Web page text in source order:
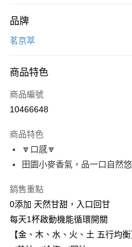
【大哥付你分期使用說明】
2.付款方式選擇「大哥付你分期」，
成交易。
3.實際核准額度、可分期數及費用金
4.訂單成立30分鐘內，如未前往確
消。如遇「轉專審核」未通過狀況
法說明評估內容。
1.分期款項不併入電信帳單，「大哥
2.透過簡訊連結打開帳單後，可選擇
帳／街口支付／iPASS MONEY」等
【注意事項】
用戶於交易時，得透過本服務購買
買賣價金債權讓與本公司後，依約使
2.基於同意付款使用「大哥付你分期
資料（包含姓名、電話或地址）提
每筆NT$100，滿NT$499(含以上
每筆NT$100，滿NT$499(含以上
7-11取貨付款
每筆NT$100，滿NT$499(含以
宅配【父親節大回饋】限時$299
品牌
茗京萃
商品特色
商品編號
10466648
商品特色
🔽口感🔽
田園小麥香氣，品一口自然
銷售重點
0添加 天然甘甜，入口回甘
每天1杯啟動機能循環開關
【金、木、水、火、土 五行均衡